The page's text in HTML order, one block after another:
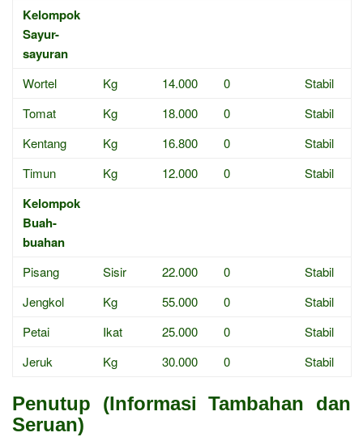
Kelompok
Sayur-
sayuran
Wortel Kg 14.000 0
Stabil
Tomat
Kg 18.000 0
Stabil
Kentang
Kg 16.800 0
Stabil
Timun
Kg 12.000 0 Stabil
Kelompok
Buah-
buahan
Pisang Sisir 22.000 0
Stabil
Jengkol
Kg 55.000 0
Stabil
Petai
Ikat 25.000 0
Stabil
Jeruk
Kg 30.000 0 Stabil
Penutup (Informasi Tambahan dan
Seruan)